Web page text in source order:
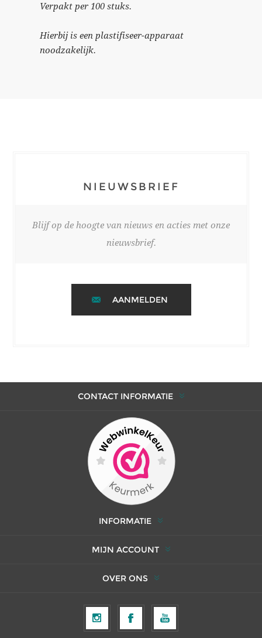
Verpakt per 100 stuks.
Hierbij is een plastifiseer-apparaat
noodzakelijk.
NIEUWSBRIEF
Blijf op de hoogte van nieuws en acties met onze
nieuwsbrief.
AANMELDEN
CONTACT INFORMATIE
INFORMATIE
MIJN ACCOUNT
OVER ONS